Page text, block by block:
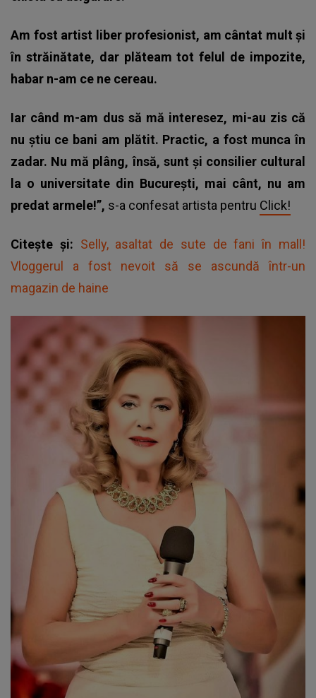
Am fost artist liber profesionist, am cântat mult și
în străinătate, dar plăteam tot felul de impozite,
habar n-am ce ne cereau.
Iar când m-am dus să mă interesez, mi-au zis că
nu știu ce bani am plătit. Practic, a fost munca în
zadar. Nu mă plâng, însă, sunt și consilier cultural
la o universitate din București, mai cânt, nu am
predat armele!”, s-a confesat artista pentru Click!
Citește și: Selly, asaltat de sute de fani în mall!
Vloggerul a fost nevoit să se ascundă într-un
magazin de haine